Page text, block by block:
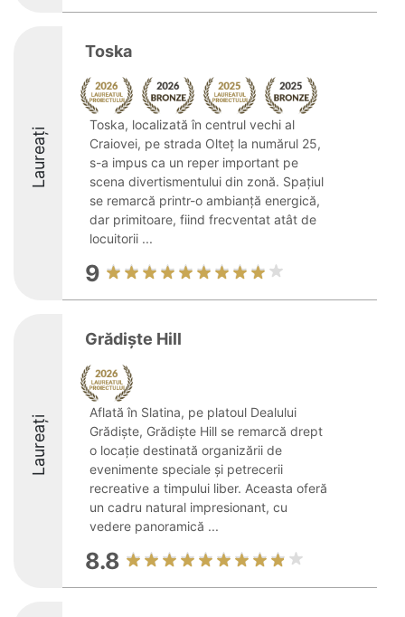
Laureați
Toska
Toska, localizată în centrul vechi al
Craiovei, pe strada Olteț la numărul 25,
s-a impus ca un reper important pe
scena divertismentului din zonă. Spațiul
se remarcă printr-o ambianță energică,
dar primitoare, fiind frecventat atât de
locuitorii ...
9
Laureați
Grădiște Hill
Aflată în Slatina, pe platoul Dealului
Grădiște, Grădiște Hill se remarcă drept
o locație destinată organizării de
evenimente speciale și petrecerii
recreative a timpului liber. Aceasta oferă
un cadru natural impresionant, cu
vedere panoramică ...
8.8